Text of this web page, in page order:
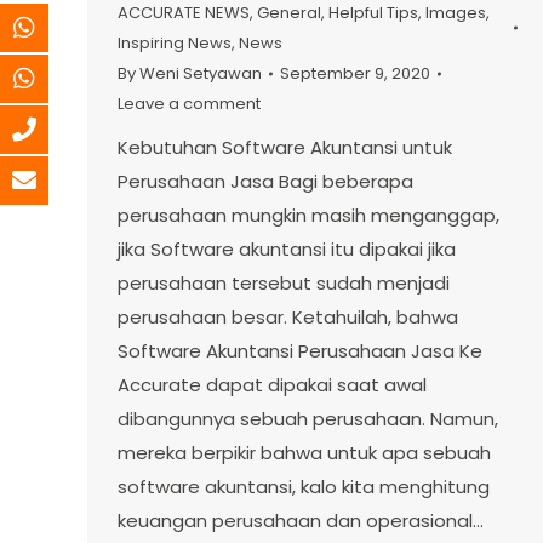
ACCURATE NEWS, General, Helpful Tips, Images,
Inspiring News, News
ByWeni Setyawan
September 9, 2020
Leave a comment
Kebutuhan Software Akuntansi untuk
Perusahaan Jasa Bagi beberapa
perusahaan mungkin masih menganggap,
jika Software akuntansi itu dipakai jika
perusahaan tersebut sudah menjadi
perusahaan besar. Ketahuilah, bahwa
Software Akuntansi Perusahaan Jasa Ke
Accurate dapat dipakai saat awal
dibangunnya sebuah perusahaan. Namun,
mereka berpikir bahwa untuk apa sebuah
software akuntansi, kalo kita menghitung
keuangan perusahaan dan operasional…